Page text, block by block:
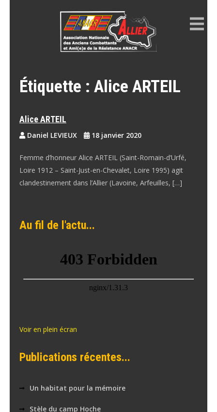
Étiquette : Alice ARTEIL
Alice ARTEIL
Daniel LEVIEUX 18 janvier 2020
Femme d’honneur Alice ARTEIL (Saint-Romain-d’Urfé,
Loire 1912 – Saint-Just-en-Chevalet, Loire 1995) agit
clandestinement dans l’Allier (Lavoine, Arfeuilles, […]
Au fil de l'actu...
Voir en plein écran
Publications récentes...
Un habitat pour la mémoire
Stèle du camp Hoche